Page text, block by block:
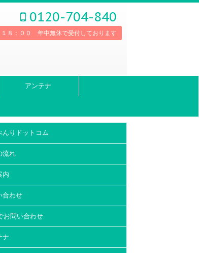
0120-704-840
８：００ 年中無休で受付しております
アンテナ
んりドットコム
流れ
内
合わせ
お問い合わせ
ナ